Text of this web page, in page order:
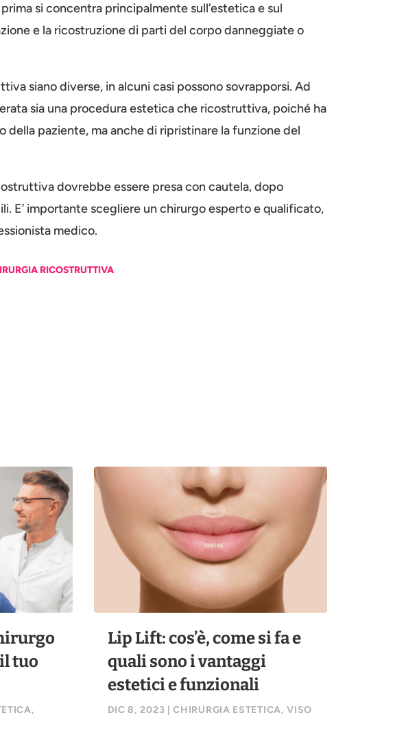
si concentra principalmente sull’estetica e sul
e la ricostruzione di parti del corpo danneggiate o
siano diverse, in alcuni casi possono sovrapporsi. Ad
sia una procedura estetica che ricostruttiva, poiché ha
della paziente, ma anche di ripristinare la funzione del
dovrebbe essere presa con cautela, dopo
E’ importante scegliere un chirurgo esperto e qualificato,
medico.
RICOSTRUTTIVA
tuo
,
Lip Lift: cos’è, come si fa e
quali sono i vantaggi
estetici e funzionali
DIC 8, 2023 |CHIRURGIA ESTETICA,VISO